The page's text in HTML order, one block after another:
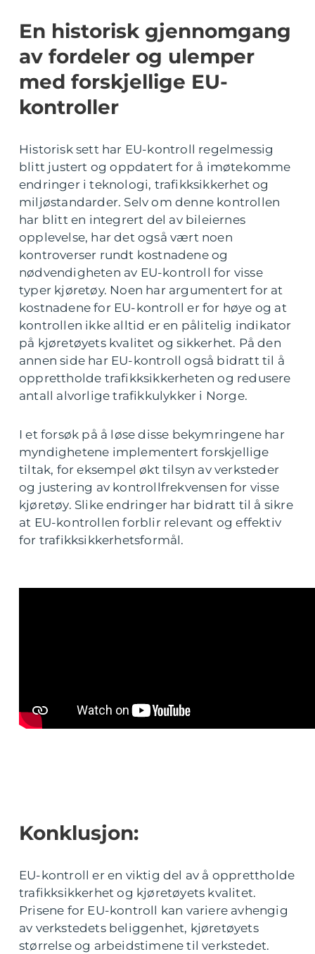
En historisk gjennomgang
av fordeler og ulemper
med forskjellige EU-
kontroller
Historisk sett har EU-kontroll regelmessig
blitt justert og oppdatert for å imøtekomme
endringer i teknologi, trafikksikkerhet og
miljøstandarder. Selv om denne kontrollen
har blitt en integrert del av bileiernes
opplevelse, har det også vært noen
kontroverser rundt kostnadene og
nødvendigheten av EU-kontroll for visse
typer kjøretøy. Noen har argumentert for at
kostnadene for EU-kontroll er for høye og at
kontrollen ikke alltid er en pålitelig indikator
på kjøretøyets kvalitet og sikkerhet. På den
annen side har EU-kontroll også bidratt til å
opprettholde trafikksikkerheten og redusere
antall alvorlige trafikkulykker i Norge.
I et forsøk på å løse disse bekymringene har
myndighetene implementert forskjellige
tiltak, for eksempel økt tilsyn av verksteder
og justering av kontrollfrekvensen for visse
kjøretøy. Slike endringer har bidratt til å sikre
at EU-kontrollen forblir relevant og effektiv
for trafikksikkerhetsformål.
Konklusjon:
EU-kontroll er en viktig del av å opprettholde
trafikksikkerhet og kjøretøyets kvalitet.
Prisene for EU-kontroll kan variere avhengig
av verkstedets beliggenhet, kjøretøyets
størrelse og arbeidstimene til verkstedet.